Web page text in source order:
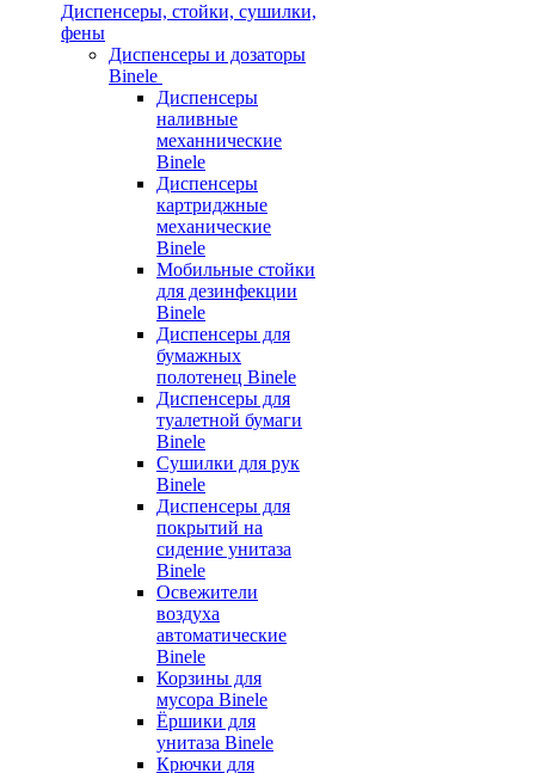
Диспенсеры, стойки, сушилки,
фены
Диспенсеры и дозаторы
Binele
Диспенсеры
наливные
механнические
Binele
Диспенсеры
картриджные
механические
Binele
Мобильные стойки
для дезинфекции
Binele
Диспенсеры для
бумажных
полотенец Binele
Диспенсеры для
туалетной бумаги
Binele
Сушилки для рук
Binele
Диспенсеры для
покрытий на
сидение унитаза
Binele
Освежители
воздуха
автоматические
Binele
Корзины для
мусора Binele
Ёршики для
унитаза Binele
Крючки для